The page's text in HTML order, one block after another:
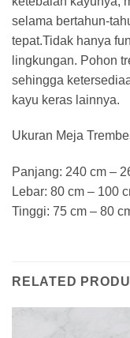
selama bertahun-
tepat.Tidak hanya
lingkungan. Pohon
sehingga
kayu keras lainnya.
Ukuran Meja
Panjang: 240 cm –
Lebar: 80 cm – 100
Tinggi: 75 cm – 80
RELATED